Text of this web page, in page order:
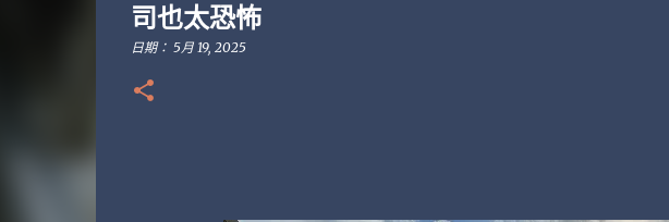
司也太恐怖
日期： 5月 19, 2025